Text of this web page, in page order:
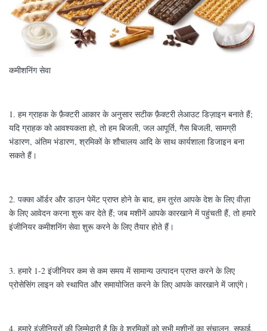
कमीशनिंग सेवा
1. हम ग्राहक के फ़ैक्टरी आकार के अनुसार सटीक फ़ैक्टरी लेआउट डिज़ाइन बनाते हैं;
यदि ग्राहक को आवश्यकता हो, तो हम बिजली, जल आपूर्ति, गैस बिजली, सामग्री
भंडारण, अंतिम भंडारण, श्रमिकों के शौचालय आदि के साथ कार्यशाला डिजाइन बना
सकते हैं।
2. पक्का ऑर्डर और डाउन पेमेंट प्राप्त होने के बाद, हम तुरंत आपके देश के लिए वीज़ा
के लिए आवेदन करना शुरू कर देते हैं; जब मशीनें आपके कारखाने में पहुंचती हैं, तो हमारे
इंजीनियर कमीशनिंग सेवा शुरू करने के लिए तैयार होते हैं।
3. हमारे 1-2 इंजीनियर कम से कम समय में सामान्य उत्पादन प्राप्त करने के लिए
प्रोसेसिंग लाइन को स्थापित और समायोजित करने के लिए आपके कारखाने में जाएंगे।
4. हमारे इंजीनियरों की जिम्मेदारी है कि वे श्रमिकों को सभी मशीनों का संचालन, सफाई,